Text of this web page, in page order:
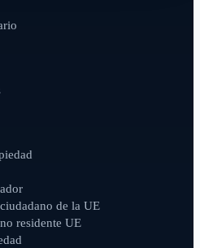
de la UE
residente UE